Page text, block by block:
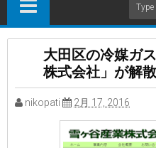
大田区の冷媒ガ
株式会社」が解散
nikopati 2月 17, 2016